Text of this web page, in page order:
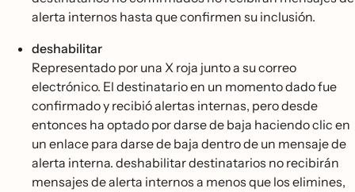
alerta internos hasta que confirmen su inclusión.
deshabilitar
Representado por una X roja junto a su correo
electrónico. El destinatario en un momento dado fue
confirmado y recibió alertas internas, pero desde
entonces ha optado por darse de baja haciendo clic en
un enlace para darse de baja dentro de un mensaje de
alerta interna. deshabilitar destinatarios no recibirán
mensajes de alerta internos a menos que los elimines,